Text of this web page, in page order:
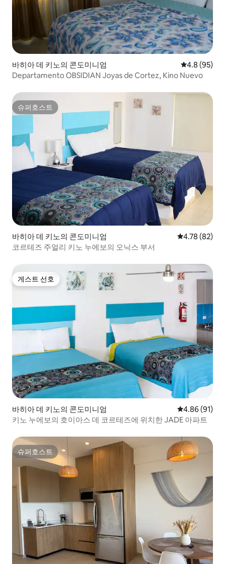
바히아 데 키노의 콘도미니엄 평점 4.8점(5
4.8 (95)
Departamento OBSIDIAN Joyas de Cortez, Kino Nuevo
슈퍼호스트
슈퍼호스트
바히아 데 키노의 콘도미니엄 평점 4.78점(5
4.78 (82)
코르테즈 주얼리 키노 누에보의 오닉스 부서
게스트 선호
게스트 선호
바히아 데 키노의 콘도미니엄 평점 4.86점(5
4.86 (91)
키노 누에보의 호이아스 데 코르테즈에 위치한 JADE 아파트
슈퍼호스트
슈퍼호스트